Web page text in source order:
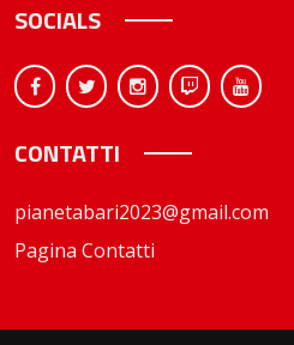
SOCIALS
CONTATTI
pianetabari2023@gmail.com
Pagina Contatti